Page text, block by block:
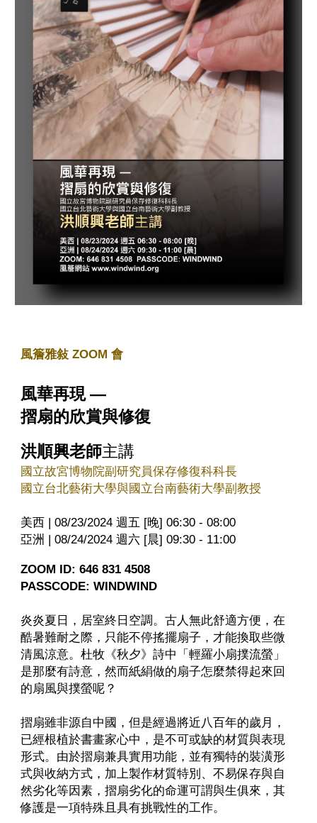
風簷雅敍 ZOOM 會
風華再現 —
摺扇的欣賞與修復
洪順興老師主講
國立故宮博物院副研究員保存修復科科長
國立台北藝術大學與國立台南藝術大學副教授
美西 | 08/23/2024 週五 [晚] 06:30 - 08:00
亞洲 | 08/24/2024 週六 [晨] 09:30 - 11:00
ZOOM ID: 646 831 4508
PASSCODE: WINDWIND
炎炎夏日，居室終日空調。古人無此舒適方便，在
酷暑難耐之際，只能不停搖擺扇子，才能換取些微
清風涼意。杜牧《秋夕》詩中「輕羅小扇撲流螢」
是那麼有詩意，然而紙絹做的扇子怎麼禁得起來回
的扇風與撲螢呢？
摺扇雖非源自中國，但是經過將近八百年的歲月，
已經根植於書畫家心中，是不可或缺的材質與表現
形式。由於摺扇兼具實用功能，並有獨特的裝潢形
式與收納方式，加上製作材質特別、不易保存與自
然劣化等因素，摺扇劣化的命運可謂與生俱來，其
修護是一項特殊且具有挑戰性的工作。